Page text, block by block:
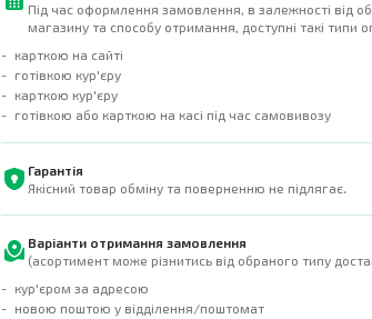
Під час оформлення замовлення, в залежності від
магазину та способу отримання, доступні такі типи
карткою на сайті
готівкою кур'єру
карткою кур'єру
готівкою або карткою на касі під час самовивозу
Гарантія
Якісний товар обміну та поверненню не підлягає.
Варіанти отримання замовлення
(асортимент може різнитись від обраного типу
кур'єром за адресою
новою поштою у відділення/поштомат